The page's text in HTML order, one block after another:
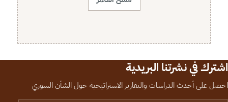
اشترك في نشرتنا البريدية
احصل على أحدث الدراسات والتقارير الاستراتيجية حول الشأن السوري